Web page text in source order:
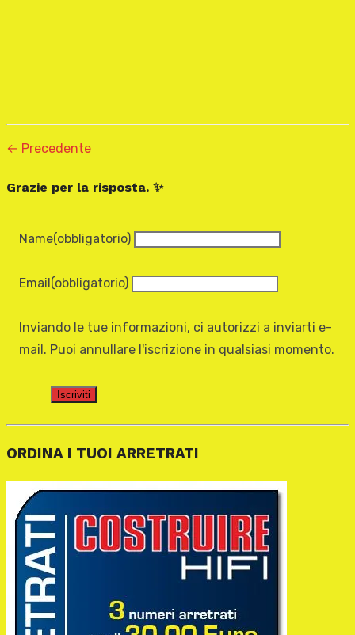
← Precedente
Grazie per la risposta. ✨
Name(obbligatorio)
Email (obbligatorio)
Inviando le tue informazioni, ci autorizzi a inviarti e-
mail. Puoi annullare l'iscrizione in qualsiasi momento.
Iscriviti
ORDINA I TUOI ARRETRATI